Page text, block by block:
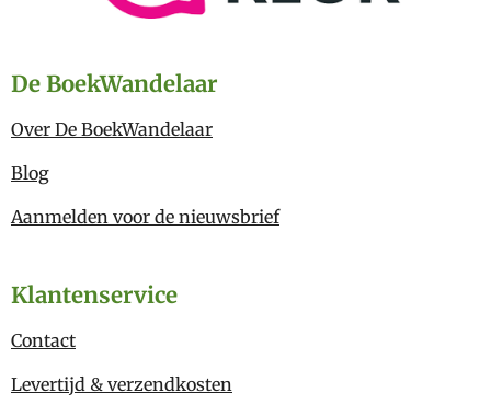
De BoekWandelaar
Over De BoekWandelaar
Blog
Aanmelden voor de nieuwsbrief
Klantenservice
Contact
Levertijd & verzendkosten